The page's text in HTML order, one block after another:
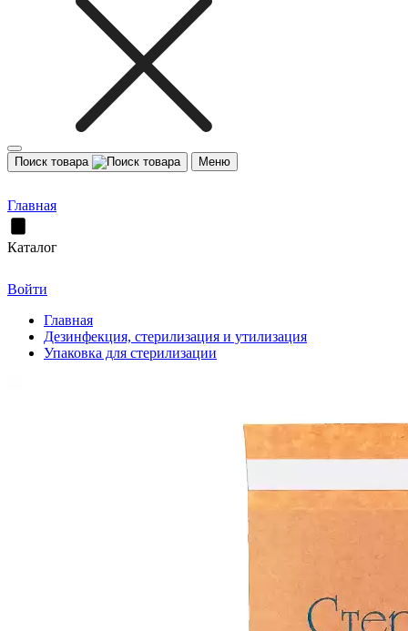
Поиск товара Меню
Главная
Каталог
Войти
Главная
Дезинфекция, стерилизация и утилизация
Упаковка для стерилизации